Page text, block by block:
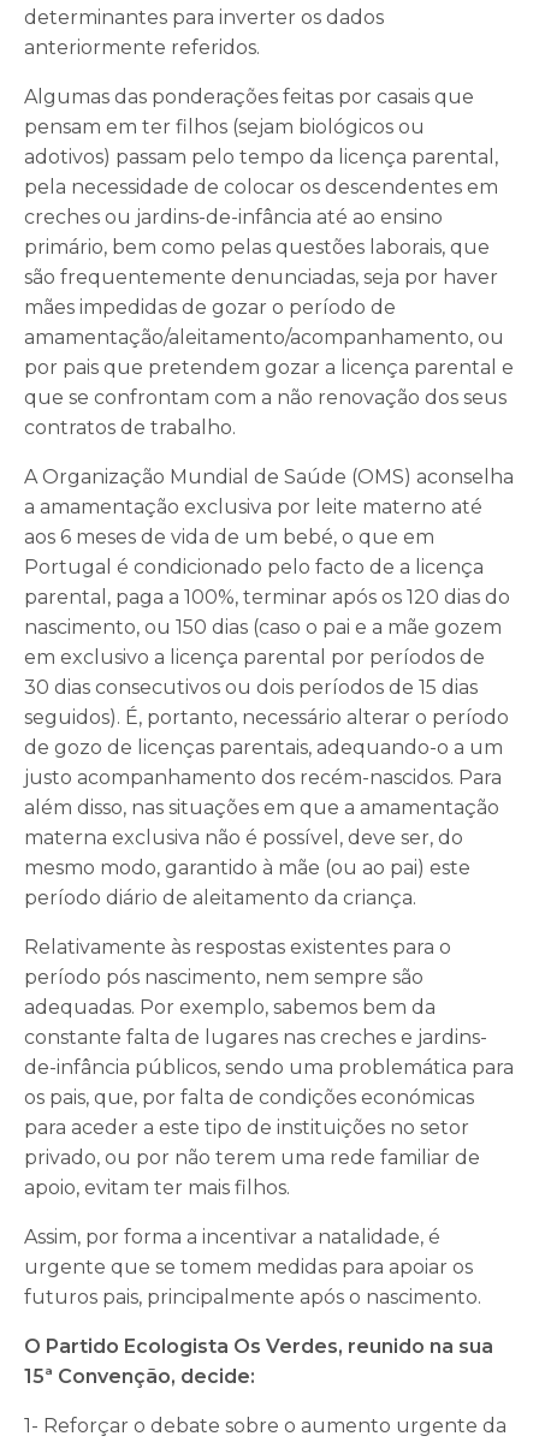
determinantes para inverter os dados
anteriormente referidos.
Algumas das ponderações feitas por casais que
pensam em ter filhos (sejam biológicos ou
adotivos) passam pelo tempo da licença parental,
pela necessidade de colocar os descendentes em
creches ou jardins-de-infância até ao ensino
primário, bem como pelas questões laborais, que
são frequentemente denunciadas, seja por haver
mães impedidas de gozar o período de
amamentação/aleitamento/acompanhamento, ou
por pais que pretendem gozar a licença parental e
que se confrontam com a não renovação dos seus
contratos de trabalho.
A Organização Mundial de Saúde (OMS) aconselha
a amamentação exclusiva por leite materno até
aos 6 meses de vida de um bebé, o que em
Portugal é condicionado pelo facto de a licença
parental, paga a 100%, terminar após os 120 dias do
nascimento, ou 150 dias (caso o pai e a mãe gozem
em exclusivo a licença parental por períodos de
30 dias consecutivos ou dois períodos de 15 dias
seguidos). É, portanto, necessário alterar o período
de gozo de licenças parentais, adequando-o a um
justo acompanhamento dos recém-nascidos. Para
além disso, nas situações em que a amamentação
materna exclusiva não é possível, deve ser, do
mesmo modo, garantido à mãe (ou ao pai) este
período diário de aleitamento da criança.
Relativamente às respostas existentes para o
período pós nascimento, nem sempre são
adequadas. Por exemplo, sabemos bem da
constante falta de lugares nas creches e jardins-
de-infância públicos, sendo uma problemática para
os pais, que, por falta de condições económicas
para aceder a este tipo de instituições no setor
privado, ou por não terem uma rede familiar de
apoio, evitam ter mais filhos.
Assim, por forma a incentivar a natalidade, é
urgente que se tomem medidas para apoiar os
futuros pais, principalmente após o nascimento.
O Partido Ecologista Os Verdes, reunido na sua
15ª Convenção, decide:
1- Reforçar o debate sobre o aumento urgente da